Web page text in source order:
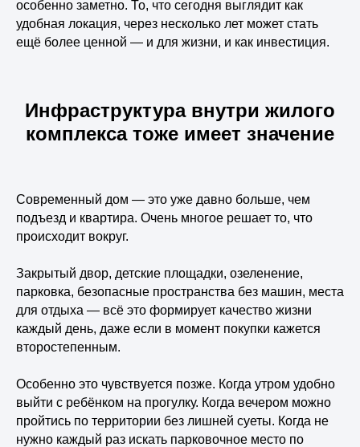
особенно заметно. То, что сегодня выглядит как
удобная локация, через несколько лет может стать
ещё более ценной — и для жизни, и как инвестиция.
Инфраструктура внутри жилого
комплекса тоже имеет значение
Современный дом — это уже давно больше, чем
подъезд и квартира. Очень многое решает то, что
происходит вокруг.
Закрытый двор, детские площадки, озеленение,
парковка, безопасные пространства без машин, места
для отдыха — всё это формирует качество жизни
каждый день, даже если в момент покупки кажется
второстепенным.
Особенно это чувствуется позже. Когда утром удобно
выйти с ребёнком на прогулку. Когда вечером можно
пройтись по территории без лишней суеты. Когда не
нужно каждый раз искать парковочное место по